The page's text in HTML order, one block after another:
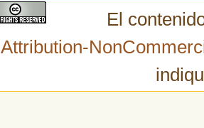
El
Attribution-